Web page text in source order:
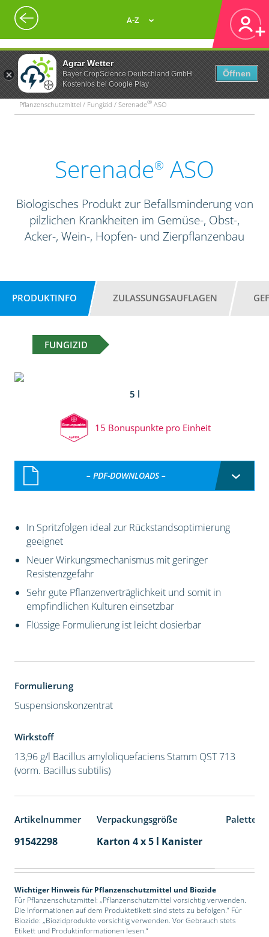
Agrar Wetter
Bayer CropScience Deutschland GmbH
Kostenlos bei Google Play
Öffnen
A-Z
Pflanzenschutzmittel / Fungizid / Serenade® ASO
Serenade® ASO
Biologisches Produkt zur Befallsminderung von
pilzlichen Krankheiten im Gemüse-, Obst-,
Acker-, Wein-, Hopfen- und Zierpflanzenbau
PRODUKTINFO ZULASSUNGSAUFLAGEN
FUNGIZID
5 l
15 Bonuspunkte pro Einheit
– PDF-DOWNLOADS –
In Spritzfolgen ideal zur Rückstandsoptimierung
geeignet
Neuer Wirkungsmechanismus mit geringer
Resistenzgefahr
Sehr gute Pflanzenverträglichkeit und somit in
empfindlichen Kulturen einsetzbar
Flüssige Formulierung ist leicht dosierbar
Formulierung
Suspensionskonzentrat
Wirkstoff
13,96 g/l Bacillus amyloliquefaciens Stamm QST 713
(vorm. Bacillus subtilis)
Artikelnummer Verpackungsgröße
91542298 Karton 4 x 5 l Kanister
Wichtiger Hinweis für Pflanzenschutzmittel und Biozide
Für Pflanzenschutzmittel: „Pflanzenschutzmittel vorsichtig verwenden.
Die Informationen auf dem Produktetikett sind stets zu befolgen.“ Für
Biozide: „Biozidprodukte vorsichtig verwenden. Vor Gebrauch stets
Etikett und Produktinformationen lesen.“